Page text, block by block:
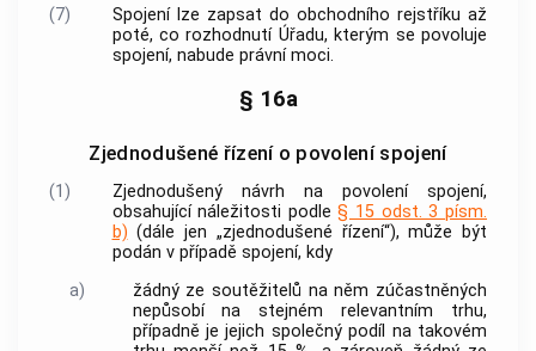
(7)
Spojení lze zapsat do obchodního rejstříku až
poté, co rozhodnutí Úřadu, kterým se povoluje
spojení, nabude právní moci.
§ 16a
Zjednodušené řízení o povolení spojení
(1)
Zjednodušený návrh na povolení spojení,
obsahující náležitosti podle§ 15 odst. 3 písm.
b) (dále jen „zjednodušené řízení“), může být
podán v případě spojení, kdy
a)
žádný ze soutěžitelů na něm zúčastněných
nepůsobí na stejnémrelevantním trhu,
případně je jejich společný podíl na takovém